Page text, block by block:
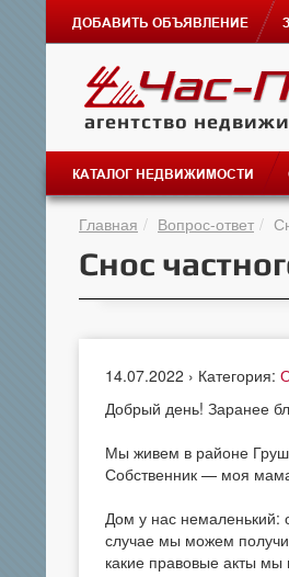
ДОБАВИТЬ ОБЪЯВЛЕНИЕ
агентство
КАТАЛОГ НЕДВИЖИМОСТИ
Главная Вопрос-ответ
Снос
14.07.2022 › Категория:
Добрый день! Заранее
Мы живем в районе
Собственник — моя
Дом у нас немаленький:
случае мы можем
какие правовые акты мы